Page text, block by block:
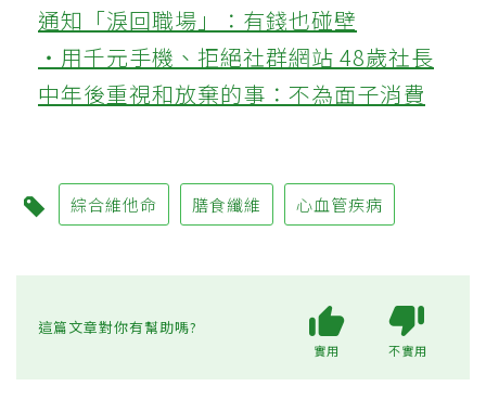
通知「淚回職場」：有錢也碰壁
‧用千元手機、拒絕社群網站 48歲社長
中年後重視和放棄的事：不為面子消費
綜合維他命 膳食纖維 心血管疾病
這篇文章對你有幫助嗎?
實用 不實用